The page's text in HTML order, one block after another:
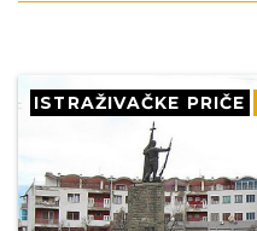
ISTRAŽIVAČKE PRIČE